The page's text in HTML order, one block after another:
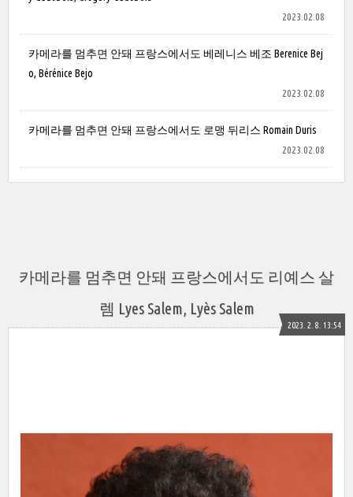
2023.02.08
카메라를 멈추면 안돼 프랑스에서도 베레니스 베조 Berenice Bej
o, Bérénice Bejo
2023.02.08
카메라를 멈추면 안돼 프랑스에서도 로맹 뒤리스 Romain Duris
2023.02.08
카메라를 멈추면 안돼 프랑스에서도 리예스 살
렘 Lyes Salem, Lyès Salem
2023. 2. 8. 13:54